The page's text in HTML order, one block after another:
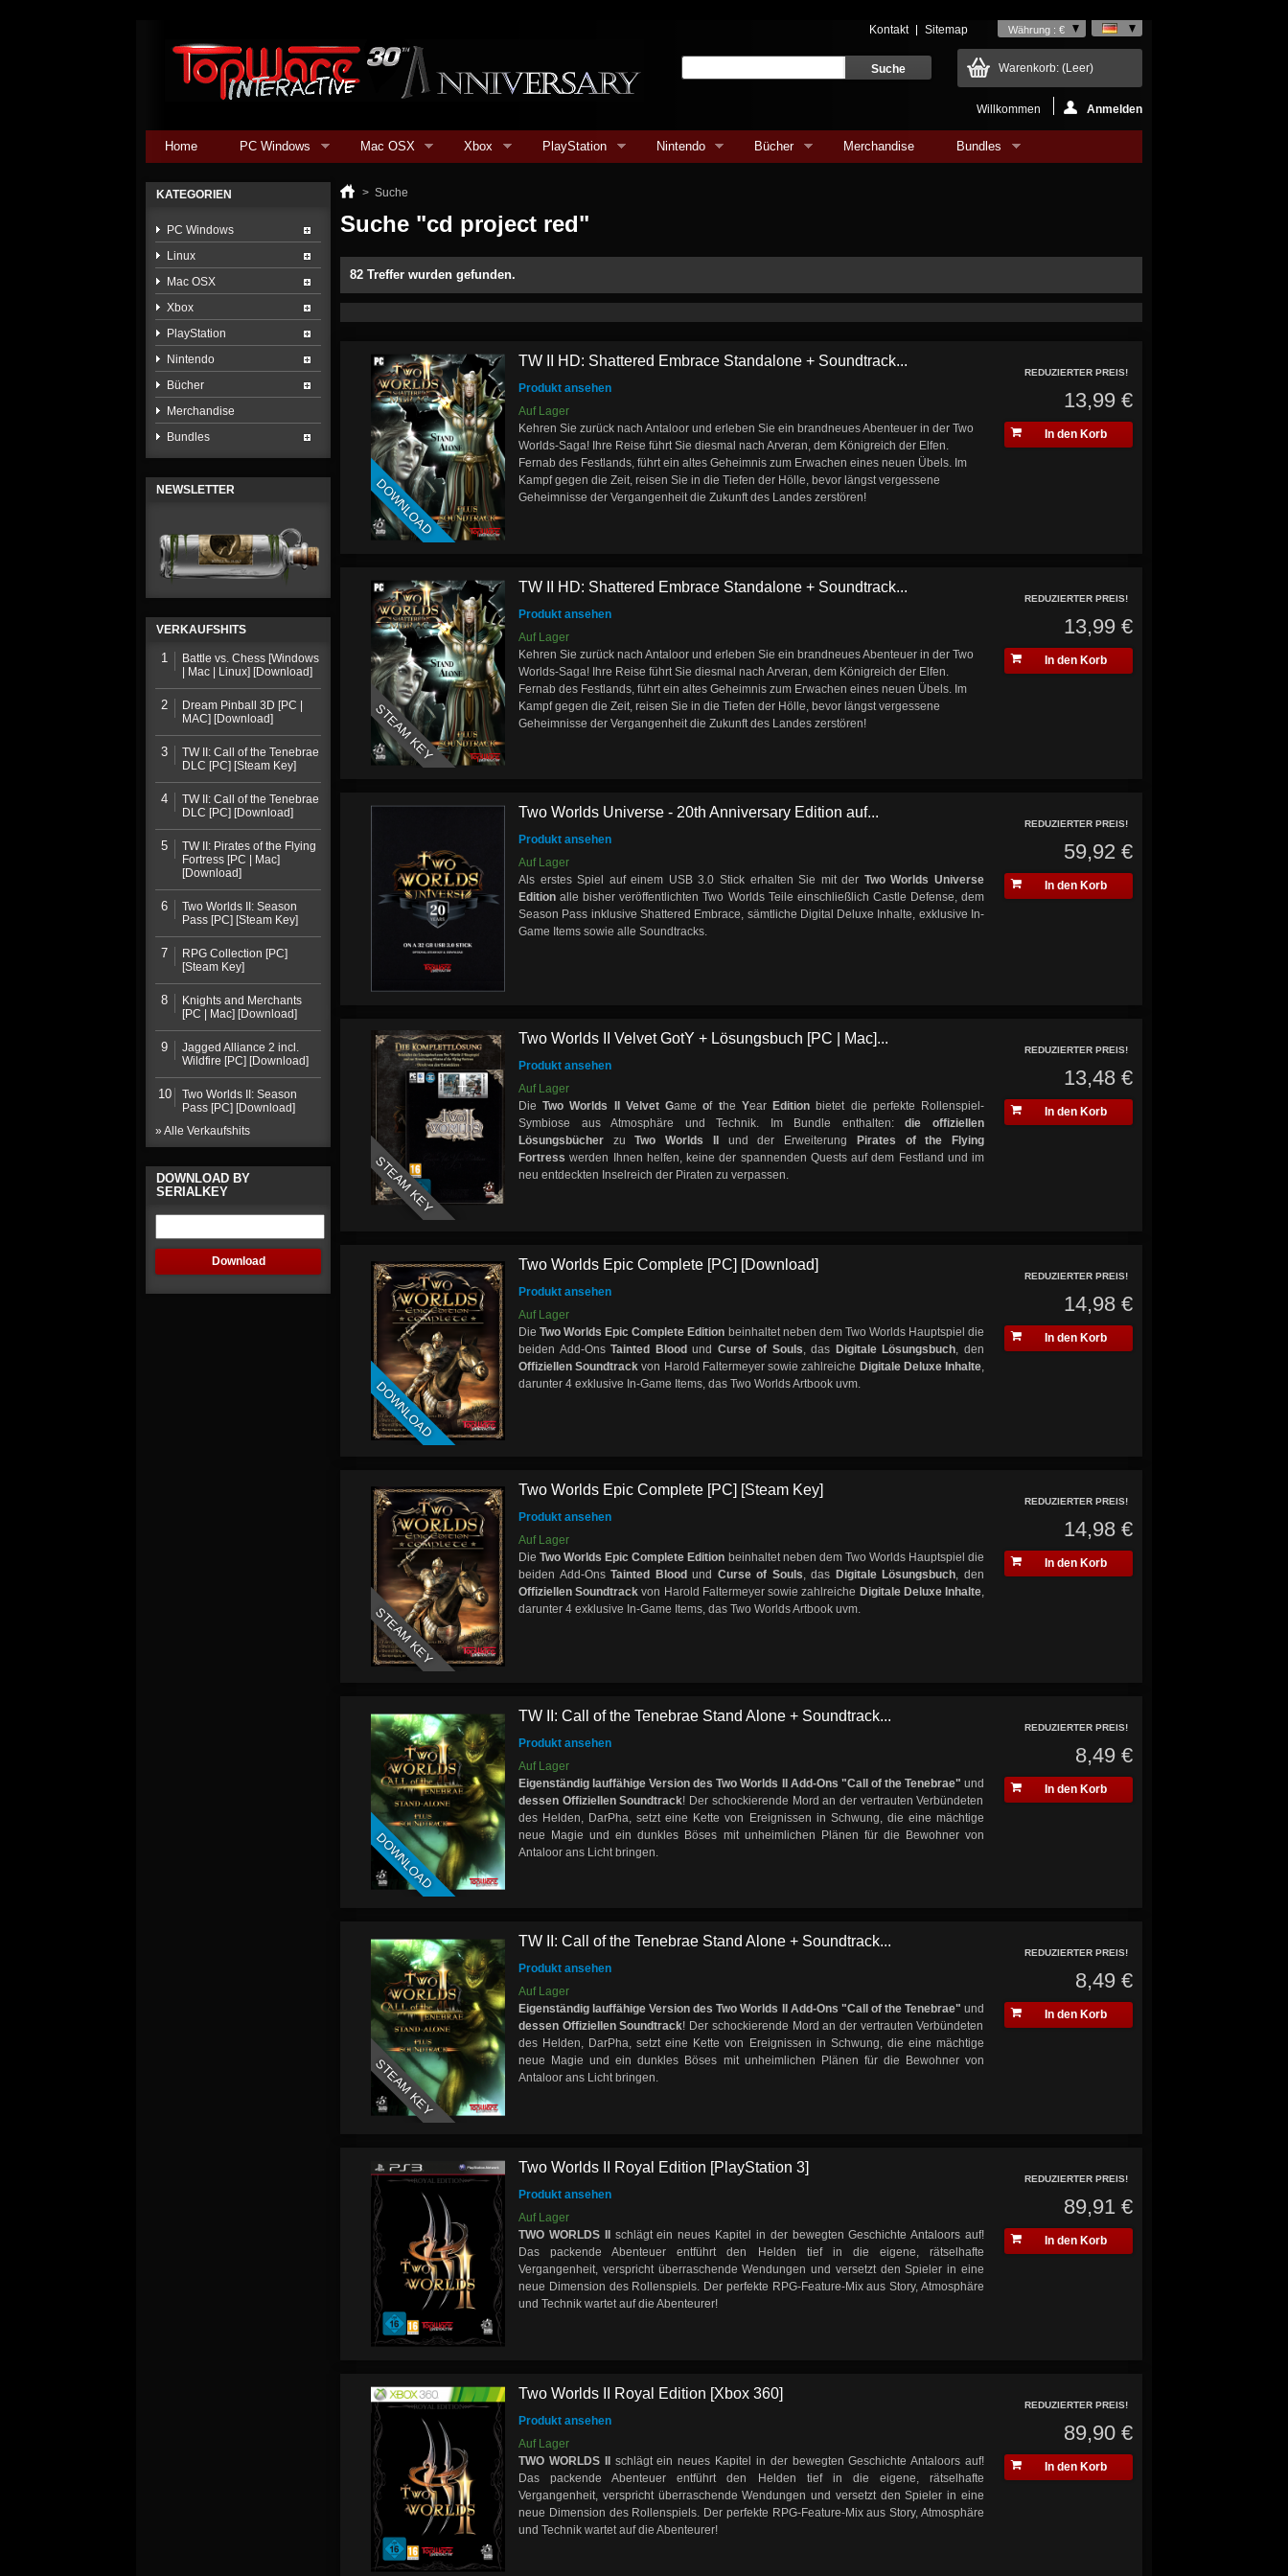
Währung : €
Kontakt Sitemap
Warenkorb: (Leer)
Willkommen Anmelden
Home PC Windows Mac OSX Xbox PlayStation Nintendo Bücher Merchandise Bundles
KATEGORIEN
PC Windows
Linux
Mac OSX
Xbox
PlayStation
Nintendo
Bücher
Merchandise
Bundles
NEWSLETTER
VERKAUFSHITS
1
Battle vs. Chess [Windows
| Mac | Linux] [Download]
2
Dream Pinball 3D [PC |
MAC] [Download]
3
TW II: Call of the Tenebrae
DLC [PC] [Steam Key]
4
TW II: Call of the Tenebrae
DLC [PC] [Download]
5
TW II: Pirates of the Flying
Fortress [PC | Mac]
[Download]
6
Two Worlds II: Season
Pass [PC] [Steam Key]
7
RPG Collection [PC]
[Steam Key]
8
Knights and Merchants
[PC | Mac] [Download]
9
Jagged Alliance 2 incl.
Wildfire [PC] [Download]
10
Two Worlds II: Season
Pass [PC] [Download]
» Alle Verkaufshits
DOWNLOAD BY
SERIALKEY
> Suche
Suche "cd project red"
82 Treffer wurden gefunden.
DOWNLOAD
TW II HD: Shattered Embrace Standalone + Soundtrack...
Produkt ansehen
Auf Lager
Kehren Sie zurück nach Antaloor und erleben Sie ein brandneues Abenteuer in der Two
Worlds-Saga! Ihre Reise führt Sie diesmal nach Arveran, dem Königreich der Elfen.
Fernab des Festlands, führt ein altes Geheimnis zum Erwachen eines neuen Übels. Im
Kampf gegen die Zeit, reisen Sie in die Tiefen der Hölle, bevor längst vergessene
Geheimnisse der Vergangenheit die Zukunft des Landes zerstören!
REDUZIERTER PREIS!
13,99 €
In den Korb
STEAM KEY
TW II HD: Shattered Embrace Standalone + Soundtrack...
Produkt ansehen
Auf Lager
Kehren Sie zurück nach Antaloor und erleben Sie ein brandneues Abenteuer in der Two
Worlds-Saga! Ihre Reise führt Sie diesmal nach Arveran, dem Königreich der Elfen.
Fernab des Festlands, führt ein altes Geheimnis zum Erwachen eines neuen Übels. Im
Kampf gegen die Zeit, reisen Sie in die Tiefen der Hölle, bevor längst vergessene
Geheimnisse der Vergangenheit die Zukunft des Landes zerstören!
REDUZIERTER PREIS!
13,99 €
In den Korb
Two Worlds Universe - 20th Anniversary Edition auf...
Produkt ansehen
Auf Lager
Als erstes Spiel auf einem USB 3.0 Stick erhalten Sie mit der Two Worlds Universe
Edition alle bisher veröffentlichten Two Worlds Teile einschließlich Castle Defense, dem
Season Pass inklusive Shattered Embrace, sämtliche Digital Deluxe Inhalte, exklusive In-
Game Items sowie alle Soundtracks.
REDUZIERTER PREIS!
59,92 €
In den Korb
STEAM KEY
Two Worlds II Velvet GotY + Lösungsbuch [PC | Mac]...
Produkt ansehen
Auf Lager
DieTwo Worlds II Velvet Game of the YearEdition bietet die perfekte Rollenspiel-
Symbiose aus Atmosphäre und Technik. Im Bundle enthalten:die offiziellen
Lösungsbücher zuTwo Worlds II und der Erweiterung
Pirates of the Flying
Fortress werden Ihnen helfen, keine der spannenden Quests auf dem Festland und im
neu entdeckten Inselreich der Piraten zu verpassen.
REDUZIERTER PREIS!
13,48 €
In den Korb
DOWNLOAD
Two Worlds Epic Complete [PC] [Download]
Produkt ansehen
Auf Lager
DieTwo Worlds Epic Complete Edition beinhaltet neben dem Two Worlds Hauptspiel die
beiden Add-OnsTainted Bloodund Curse of Souls , das Digitale Lösungsbuch , den
Offiziellen Soundtrack von Harold Faltermeyer sowie zahlreiche Digitale Deluxe Inhalte
darunter 4 exklusive In-Game Items, das Two Worlds Artbook uvm.
REDUZIERTER PREIS!
14,98 €
In den Korb
STEAM KEY
Two Worlds Epic Complete [PC] [Steam Key]
Produkt ansehen
Auf Lager
DieTwo Worlds Epic Complete Edition beinhaltet neben dem Two Worlds Hauptspiel die
beiden Add-OnsTainted Blood und Curse of Souls, das Digitale Lösungsbuch, den
Offiziellen Soundtrack von Harold Faltermeyer sowie zahlreiche Digitale Deluxe Inhalte,
darunter 4 exklusive In-Game Items, das Two Worlds Artbook uvm.
REDUZIERTER PREIS!
14,98 €
In den Korb
DOWNLOAD
TW II: Call of the Tenebrae Stand Alone + Soundtrack...
Produkt ansehen
Auf Lager
Eigenständig lauffähige Version des Two Worlds II Add-Ons "Call of the Tenebrae" und
dessen Offiziellen Soundtrack! Der schockierende Mord an der vertrauten Verbündeten
des Helden, DarPha, setzt eine Kette von Ereignissen in Schwung, die eine mächtige
neue Magie und ein dunkles Böses mit unheimlichen Plänen für die Bewohner von
Antaloor ans Licht bringen.
REDUZIERTER PREIS!
8,49 €
In den Korb
STEAM KEY
TW II: Call of the Tenebrae Stand Alone + Soundtrack...
Produkt ansehen
Auf Lager
Eigenständig lauffähige Version des Two Worlds II Add-Ons "Call of the Tenebrae" und
dessen Offiziellen Soundtrack! Der schockierende Mord an der vertrauten Verbündeten
des Helden, DarPha, setzt eine Kette von Ereignissen in Schwung, die eine mächtige
neue Magie und ein dunkles Böses mit unheimlichen Plänen für die Bewohner von
Antaloor ans Licht bringen.
REDUZIERTER PREIS!
8,49 €
In den Korb
Two Worlds II Royal Edition [PlayStation 3]
Produkt ansehen
Auf Lager
TWO WORLDS II
schlägt ein neues Kapitel in der bewegten Geschichte Antaloors auf!
Das packende Abenteuer entführt den Helden tief in die eigene, rätselhafte
Vergangenheit, verspricht überraschende Wendungen und versetzt den Spieler in eine
neue Dimension des Rollenspiels. Der perfekte RPG-Feature-Mix aus Story, Atmosphäre
und Technik wartet auf die Abenteurer!
REDUZIERTER PREIS!
89,91 €
In den Korb
Two Worlds II Royal Edition [Xbox 360]
Produkt ansehen
Auf Lager
TWO WORLDS IIschlägt ein neues Kapitel in der bewegten Geschichte Antaloors auf!
Das packende Abenteuer entführt den Helden tief in die eigene, rätselhafte
Vergangenheit, verspricht überraschende Wendungen und versetzt den Spieler in eine
neue Dimension des Rollenspiels. Der perfekte RPG-Feature-Mix aus Story, Atmosphäre
und Technik wartet auf die Abenteurer!
REDUZIERTER PREIS!
89,90 €
In den Korb